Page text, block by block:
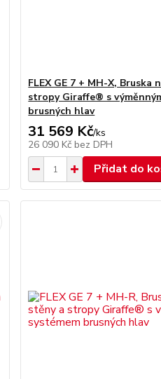
FLEX GE 7 + MH-X, Bruska
stropy Giraffe® s
brusných hlav
31 569 Kč/ks
26 090 Kč bez DPH
Přidat do